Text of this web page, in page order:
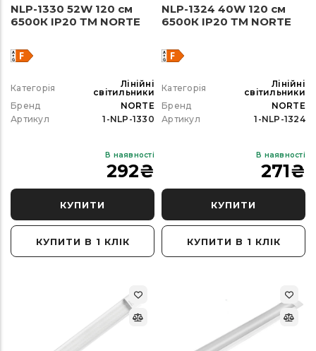
NLP-1330 52W 120 см
6500К ІР20 ТМ NORTE
Категорія
Лінійні
світильники
Бренд
NORTE
Артикул
1-NLP-1330
В наявності
292₴
КУПИТИ
КУПИТИ В 1 КЛІК
NLP-1324 40W 120 см
6500К ІР20 ТМ NORTE
Категорія
Лінійні
світильники
Бренд
NORTE
Артикул
1-NLP-1324
В наявності
271₴
КУПИТИ
КУПИТИ В 1 КЛІК